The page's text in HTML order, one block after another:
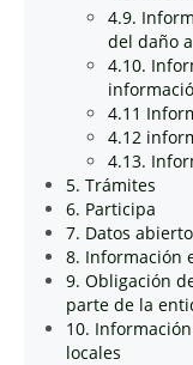
4.9.
del daño
4.10.
4.11
4.12
4.13.
5. Trámites
6. Participa
7. Datos
8. Información
9. Obligación
parte de la
10.
locales